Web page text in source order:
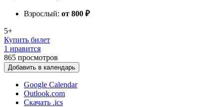
Взрослый: от 800 ₽
5+
Купить билет
1 нравится
865 просмотров
Добавить в календарь
Google Calendar
Outlook.com
Скачать .ics